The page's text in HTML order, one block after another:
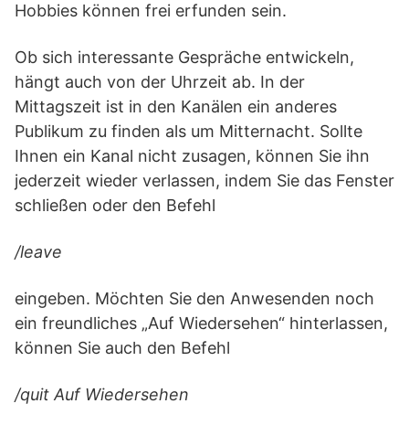
Hobbies können frei erfunden sein.
Ob sich interessante Gespräche entwickeln,
hängt auch von der Uhrzeit ab. In der
Mittagszeit ist in den Kanälen ein anderes
Publikum zu finden als um Mitternacht. Sollte
Ihnen ein Kanal nicht zusagen, können Sie ihn
jederzeit wieder verlassen, indem Sie das Fenster
schließen oder den Befehl
/leave
eingeben. Möchten Sie den Anwesenden noch
ein freundliches „Auf Wiedersehen“ hinterlassen,
können Sie auch den Befehl
/quit Auf Wiedersehen